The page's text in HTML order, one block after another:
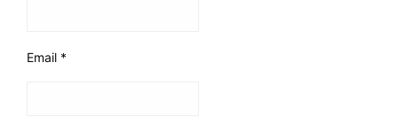
Email *